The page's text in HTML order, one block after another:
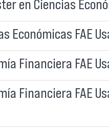
en Ciencias
Económicas FAE
Financiera FAE
Financiera FAE